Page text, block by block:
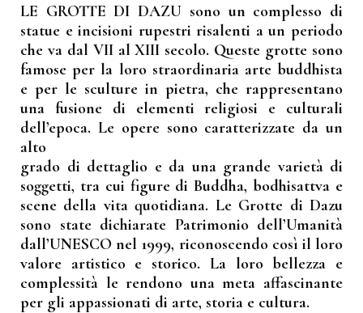
LE GROTTE DI DAZU sono un complesso di
statue e incisioni rupestri risalenti a un periodo
che va dal VII al XIII secolo. Queste grotte sono
famose per la loro straordinaria arte buddhista
e per le sculture in pietra, che rappresentano
una fusione di elementi religiosi e culturali
dell’epoca. Le opere sono caratterizzate da un
alto
grado di dettaglio e da una grande varietà di
soggetti, tra cui figure di Buddha, bodhisattva e
scene della vita quotidiana. Le Grotte di Dazu
sono state dichiarate Patrimonio dell’Umanità
dall’UNESCO nel 1999, riconoscendo così il loro
valore artistico e storico. La loro bellezza e
complessità le rendono una meta affascinante
per gli appassionati di arte, storia e cultura.